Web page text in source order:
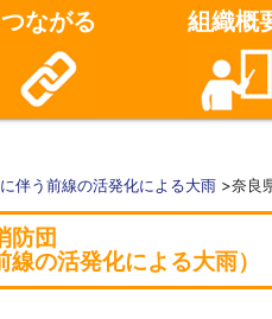
つながる 組織概
伴う前線の活発化による大雨>奈良
防団
の活発化による大雨）